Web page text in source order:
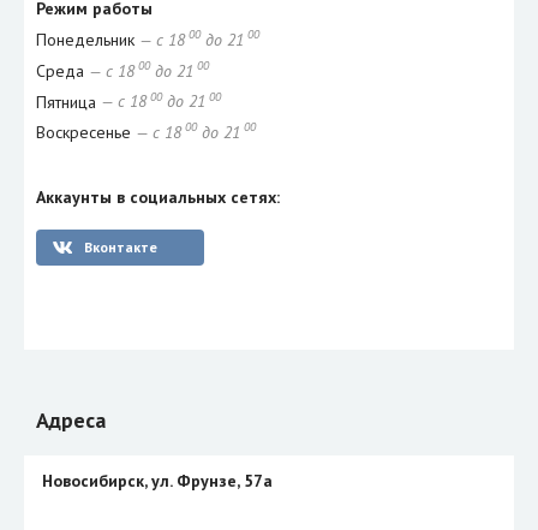
Режим работы
Понедельник — с 18 00до 21 00
Среда — с 18 00до 21 00
Пятница — с 18 00до 21 00
Воскресенье — с 18 00до 21 00
Аккаунты в социальных сетях:
Вконтакте
Адреса
Новосибирск, ул. Фрунзе, 57а